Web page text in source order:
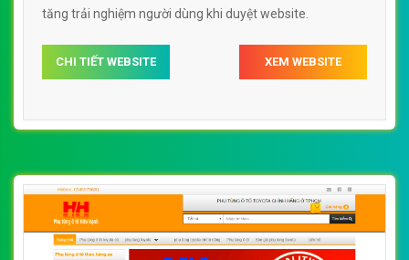
tăng trải nghiệm người dùng khi duyệt website.
CHI TIẾT WEBSITE XEM WEBSITE